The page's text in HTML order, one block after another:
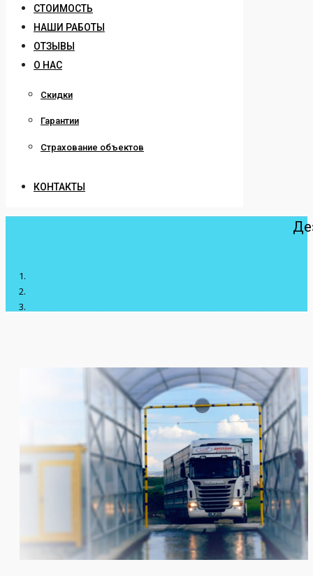
СТОИМОСТЬ
НАШИ РАБОТЫ
ОТЗЫВЫ
О НАС
Скидки
Гарантии
Страхование объектов
КОНТАКТЫ